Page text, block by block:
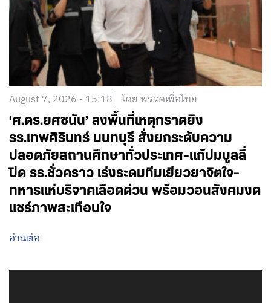
August 7, 2026 - 15:18 โดย พรรคเพื่อไทย
‘ศ.ดร.ยศชนัน’ ลงพื้นที่เหตุกราดยิง
รร.เทพศิรินทร์ นนทบุรี สั่งยกระดับความ
ปลอดภัยสถานศึกษาทั่วประเทศ-แก้ปมบูลลี่
ปิด รร.ชั่วคราว เร่งระดมทีมเยียวยาจิตใจ-
ทหารแห่บริจาคเลือดด่วน พร้อมวอนสังคมงด
แชร์ภาพสะเทือนใจ
อ่านต่อ